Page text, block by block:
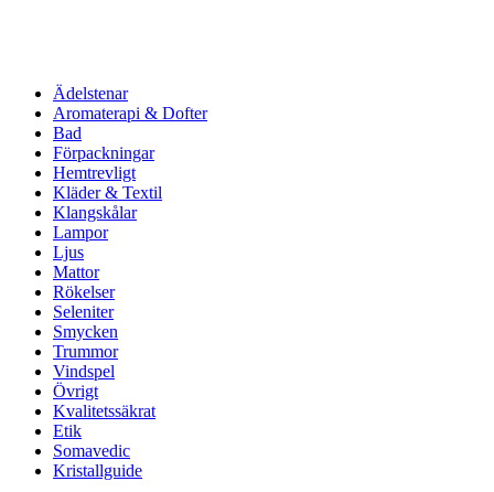
Ädelstenar
Aromaterapi & Dofter
Bad
Förpackningar
Hemtrevligt
Kläder & Textil
Klangskålar
Lampor
Ljus
Mattor
Rökelser
Seleniter
Smycken
Trummor
Vindspel
Övrigt
Kvalitetssäkrat
Etik
Somavedic
Kristallguide